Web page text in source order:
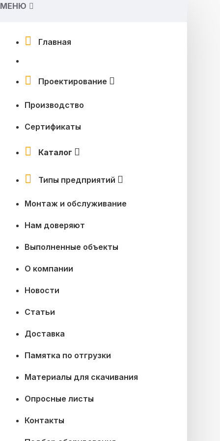
МЕНЮ
Главная
Проектирование
Производство
Сертификаты
Каталог
Типы предприятий
Монтаж и обслуживание
Нам доверяют
Выполненные объекты
О компании
Новости
Статьи
Доставка
Памятка по отгрузки
Материалы для скачивания
Опросные листы
Контакты